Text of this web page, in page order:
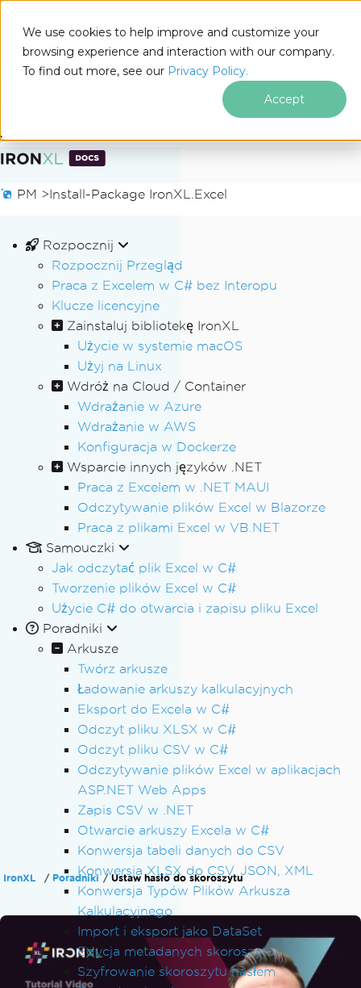
We use cookies to help improve and customize your
browsing experience and interaction with our company.
To find out more, see our Privacy Policy.
Accept
Przejdź do treści stopki
Docs
PM >Install-Package IronXL.Excel
Rozpocznij
Rozpocznij Przegląd
Praca z Excelem w C# bez Interopu
Klucze licencyjne
Zainstaluj bibliotekę IronXL
Użycie w systemie macOS
Użyj na Linux
Wdróż na Cloud / Container
Wdrażanie w Azure
Wdrażanie w AWS
Konfiguracja w Dockerze
Wsparcie innych języków .NET
Praca z Excelem w .NET MAUI
Odczytywanie plików Excel w Blazorze
Praca z plikami Excel w VB.NET
Samouczki
Jak odczytać plik Excel w C#
Tworzenie plików Excel w C#
Użycie C# do otwarcia i zapisu pliku Excel
Poradniki
Arkusze
Twórz arkusze
Ładowanie arkuszy kalkulacyjnych
Eksport do Excela w C#
Odczyt pliku XLSX w C#
Odczyt pliku CSV w C#
Odczytywanie plików Excel w aplikacjach
ASP.NET Web Apps
Zapis CSV w .NET
Otwarcie arkuszy Excela w C#
Konwersja tabeli danych do CSV
Konwersja XLSX do CSV, JSON, XML
Konwersja Typów Plików Arkusza
Kalkulacyjnego
Import i eksport jako DataSet
Edycja metadanych skoroszytu
Szyfrowanie skoroszytu hasłem
IronXL Poradniki Ustaw hasło do skoroszytu